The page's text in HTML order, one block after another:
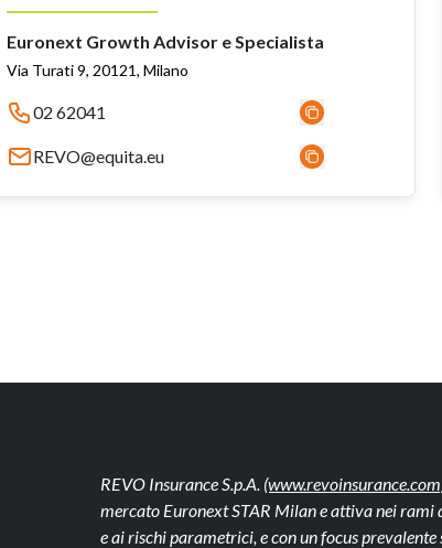
Euronext Growth Advisor e Specialista
Via Turati 9, 20121, Milano
02 62041
REVO@equita.eu
REVO Insurance S.p.A.
mercato Euronext STAR Milan e attiva nei
e ai rischi parametrici, e con un focus